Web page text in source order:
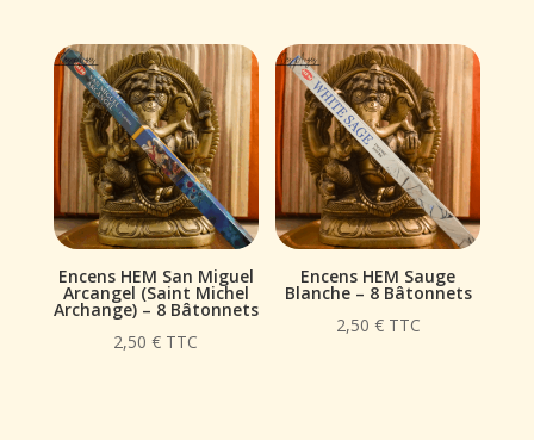
Encens HEM San Miguel
Arcangel (Saint Michel
Archange) – 8 Bâtonnets
2,50€ TTC
Encens HEM Sauge
Blanche – 8 Bâtonnets
2,50 € TTC